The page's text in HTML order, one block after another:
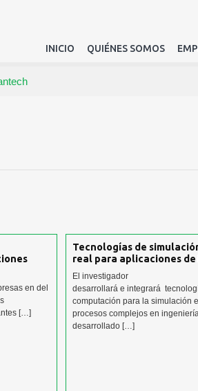
INICIO QUIÉNES SOMOS
en del
[…]
Tecnologías de
real para aplicaciones
El investigador
desarrollará e integrará
computación para la simulación
procesos complejos en
desarrollado […]